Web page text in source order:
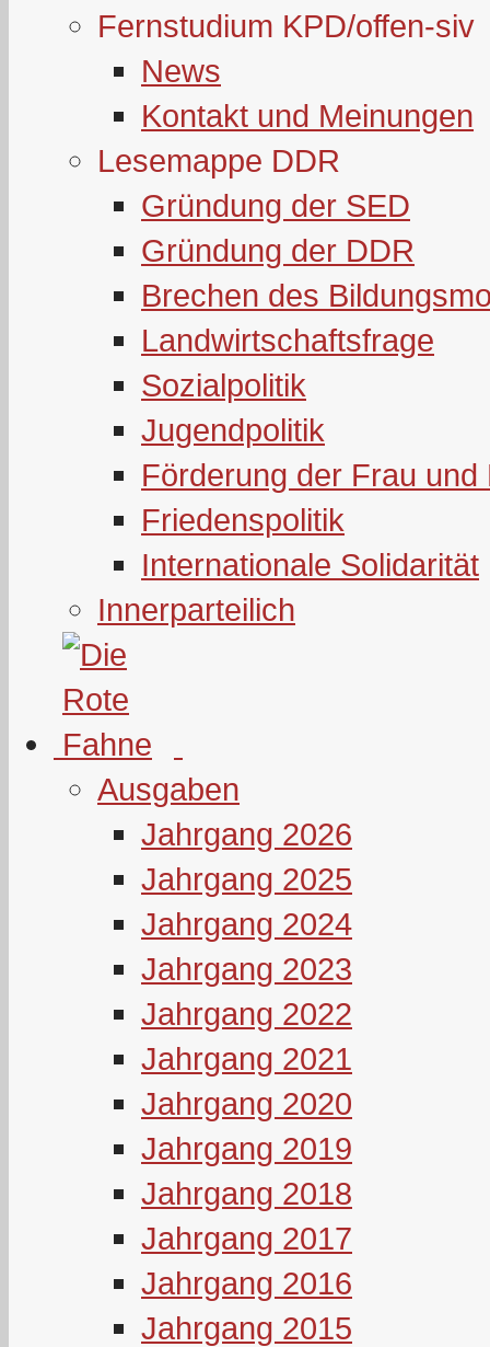
Fernstudium KPD/offen-siv
News
Kontakt und Meinungen
Lesemappe DDR
Gründung der SED
Gründung der DDR
Brechen des
Landwirtschaftsfrage
Sozialpolitik
Jugendpolitik
Förderung der Frau und
Friedenspolitik
Internationale Solidarität
Innerparteilich
Ausgaben
Jahrgang 2026
Jahrgang 2025
Jahrgang 2024
Jahrgang 2023
Jahrgang 2022
Jahrgang 2021
Jahrgang 2020
Jahrgang 2019
Jahrgang 2018
Jahrgang 2017
Jahrgang 2016
Jahrgang 2015